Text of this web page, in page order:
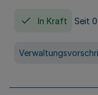
In Kraft Seit